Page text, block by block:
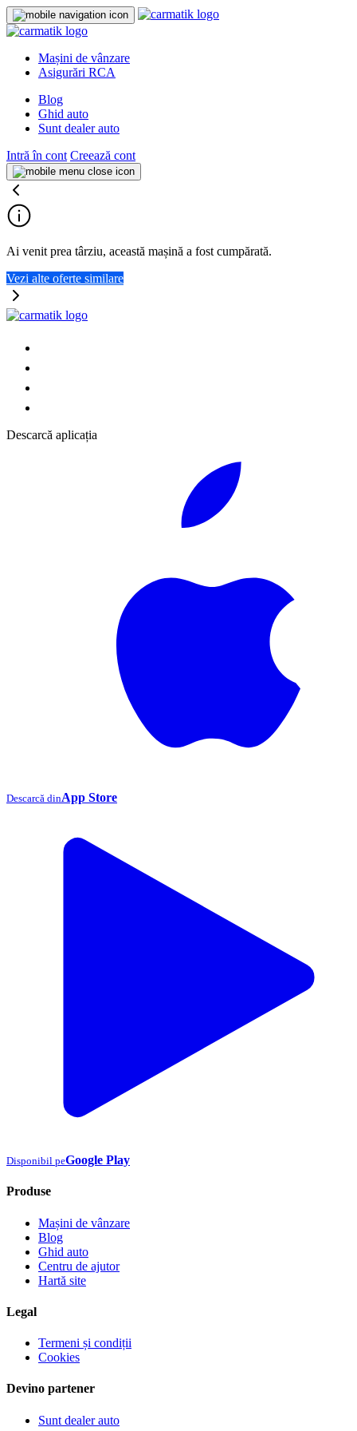
Mașini de vânzare
Asigurări RCA
Blog
Ghid auto
Sunt dealer auto
Intră în cont Creează cont
Ai venit prea târziu, această mașină a fost cumpărată.
Vezi alte oferte similare
Descarcă aplicația
Descarcă dinApp Store
Disponibil peGoogle Play
Produse
Mașini de vânzare
Blog
Ghid auto
Centru de ajutor
Hartă site
Legal
Termeni și condiții
Cookies
Devino partener
Sunt dealer auto